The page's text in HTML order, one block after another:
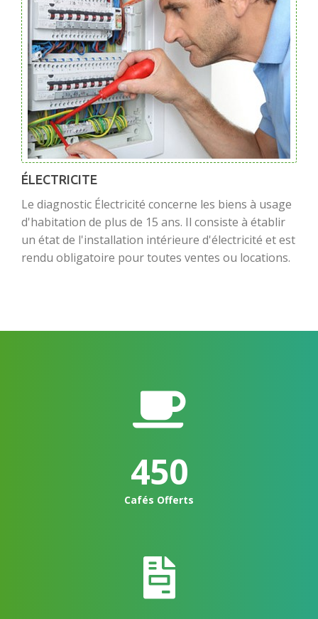
ÉLECTRICITE
Le diagnostic Électricité concerne les biens à usage
d'habitation de plus de 15 ans. Il consiste à établir
un état de l'installation intérieure d'électricité et est
rendu obligatoire pour toutes ventes ou locations.
450
Cafés Offerts